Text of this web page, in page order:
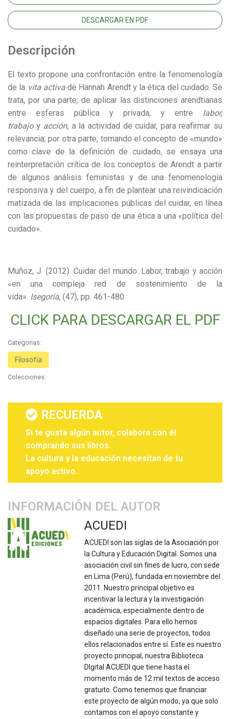
DESCARGAR EN PDF
Descripción
El texto propone una confrontación entre la fenomenología
de la vita activade Hannah Arendt y la ética del cuidado. Se
trata, por una parte, de aplicar las distinciones arendtianas
entre esferas pública y privada, y entre labor,
trabajoy acción, a la actividad de cuidar, para reafirmar su
relevancia; por otra parte, tomando el concepto de «mundo»
como clave de la definición de cuidado, se ensaya una
reinterpretación crítica de los conceptos de Arendt a partir
de algunos análisis feministas y de una fenomenología
responsiva y del cuerpo, a fin de plantear una reivindicación
matizada de las implicaciones públicas del cuidar, en línea
con las propuestas de paso de una ética a una «política del
cuidado».
Muñoz, J. (2012). Cuidar del mundo. Labor, trabajo y acción
«en una compleja red de sostenimiento de la
vida». Isegoría, (47), pp. 461-480
CLICK PARA DESCARGAR EL PDF
Categorias:
Filosofía
Colecciones:
RECUERDA
Si te gusta algún autor, colabora con él
comprando sus libros.
La cultura y la educación necesitan de tu
apoyo activo.
INFORMACIÓN DEL AUTOR
ACUEDI
ACUEDI son las siglas de la Asociación por
la Cultura y Educación Digital. Somos una
asociación civil sin fines de lucro, con sede
en Lima (Perú), fundada en noviembre del
2011. Nuestro principal objetivo es
incentivar la lectura y la investigación
académica, especialmente dentro de
espacios digitales. Para ello hemos
diseñado una serie de proyectos, todos
ellos relacionados entre sí. Este es nuestro
proyecto principal, nuestra Biblioteca
DIgital ACUEDI que tiene hasta el
momento más de 12 mil textos de acceso
gratuito. Como tenemos que financiar
este proyecto de algún modo, ya que solo
contamos con el apoyo constante y